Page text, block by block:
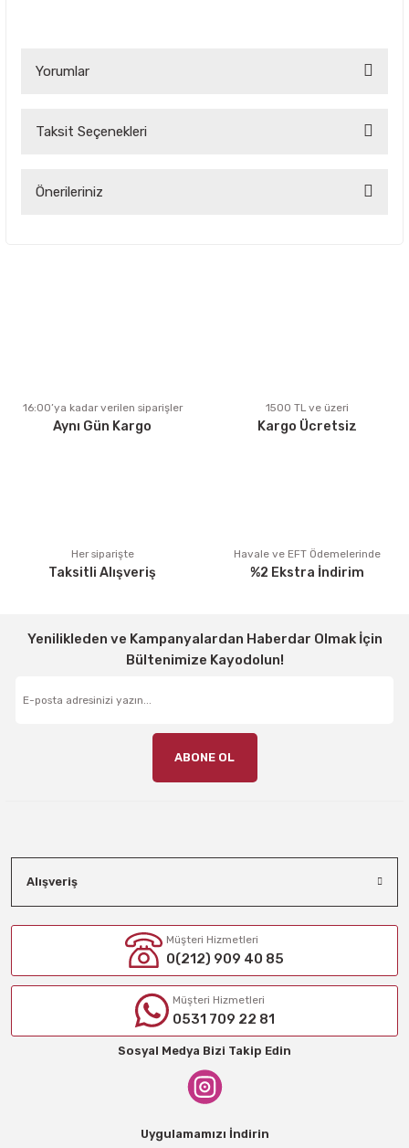
Yorumlar
Bu ürüne ilk yorumu siz yapın!
Taksit Seçenekleri
Önerileriniz
Ürün fiyatı diğer sitelerden daha pahalı.
Bu ürüne benzer farklı alternatifler olmalı.
16:00’ya kadar verilen siparişler
Aynı Gün Kargo
1500 TL ve üzeri
Kargo Ücretsiz
Her siparişte
Taksitli Alışveriş
Havale ve EFT Ödemelerinde
%2 Ekstra İndirim
Yenilikleden ve Kampanyalardan Haberdar Olmak İçin
Bültenimize Kayodolun!
ABONE OL
Alışveriş
Müşteri Hizmetleri
0(212) 909 40 85
Müşteri Hizmetleri
0531 709 22 81
Sosyal Medya Bizi Takip Edin
Uygulamamızı İndirin